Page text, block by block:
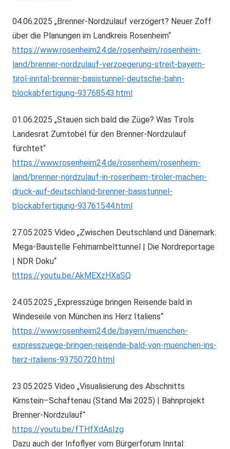
04.06.2025 „Brenner-Nordzulauf verzögert? Neuer Zoff
über die Planungen im Landkreis Rosenheim“
https://www.rosenheim24.de/rosenheim/rosenheim-
land/brenner-nordzulauf-verzoegerung-streit-bayern-
tirol-inntal-brenner-basistunnel-deutsche-bahn-
blockabfertigung-93768543.html
01.06.2025 „Stauen sich bald die Züge? Was Tirols
Landesrat Zumtobel für den Brenner-Nordzulauf
fürchtet“
https://www.rosenheim24.de/rosenheim/rosenheim-
land/brenner-nordzulauf-in-rosenheim-tiroler-machen-
druck-auf-deutschland-brenner-basistunnel-
blockabfertigung-93761544.html
27.05.2025 Video „Zwischen Deutschland und Dänemark:
Mega-Baustelle Fehmarnbelttunnel | Die Nordreportage
| NDR Doku“
https://youtu.be/AkMEXzHXaSQ
24.05.2025 „Expresszüge bringen Reisende bald in
Windeseile von München ins Herz Italiens“
https://www.rosenheim24.de/bayern/muenchen-
expresszuege-bringen-reisende-bald-von-muenchen-ins-
herz-italiens-93750720.html
23.05.2025 Video „Visualisierung des Abschnitts
Kirnstein–Schaftenau (Stand Mai 2025) | Bahnprojekt
Brenner-Nordzulauf“
https://youtu.be/fTHfXdAsIzg
Dazu auch der Infoflyer vom Bürgerforum Inntal: